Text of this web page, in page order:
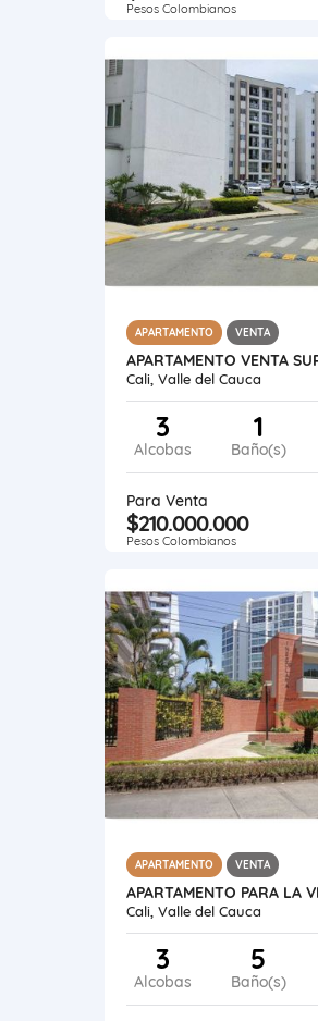
Pesos Colombianos
APARTAMENTO VENTA
Cali, Valle del Cauca
3
Alcobas
1
Baño(s)
Para Venta
$210.000.000
Pesos Colombianos
APARTAMENTO VENTA
Cali, Valle del Cauca
3
Alcobas
5
Baño(s)